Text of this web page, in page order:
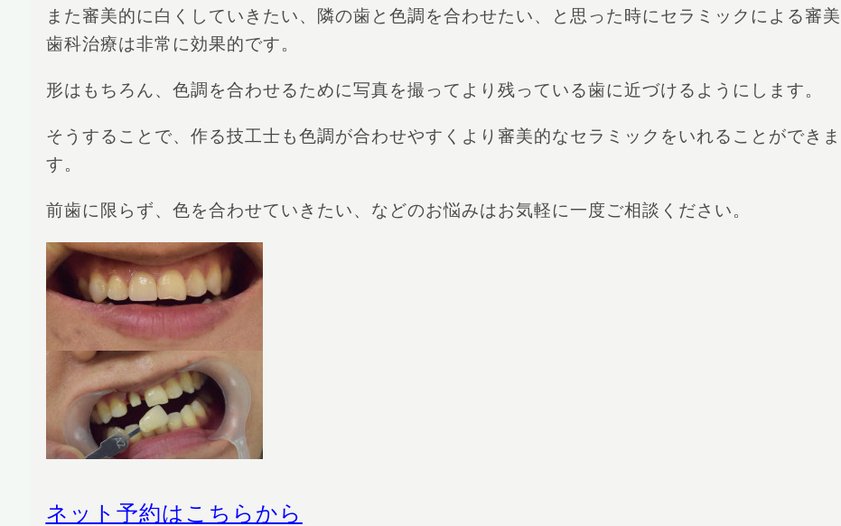
また審美的に白くしていきたい、隣の歯と色調を合わせたい、と思った時にセラミックによる審美
歯科治療は非常に効果的です。
形はもちろん、色調を合わせるために写真を撮ってより残っている歯に近づけるようにします。
そうすることで、作る技工士も色調が合わせやすくより審美的なセラミックをいれることができま
す。
前歯に限らず、色を合わせていきたい、などのお悩みはお気軽に一度ご相談ください。
ネット予約はこちらから